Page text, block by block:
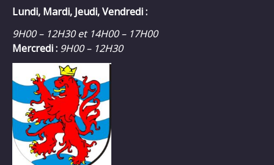
Lundi, Mardi, Jeudi, Vendredi :
9H00 – 12H30 et 14H00 – 17H00
Mercredi : 9H00 – 12H30